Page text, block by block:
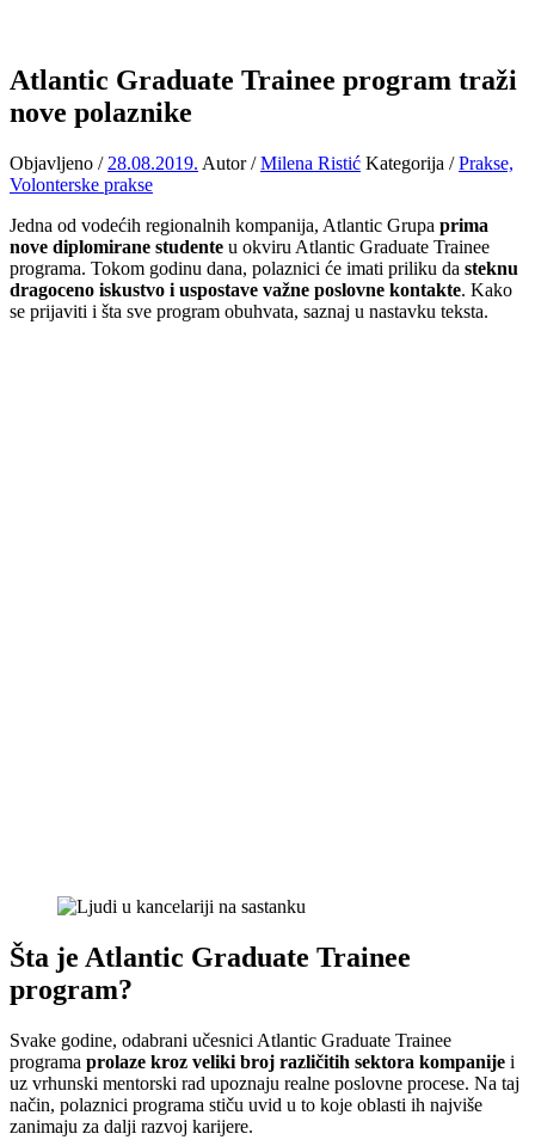
Atlantic Graduate Trainee program traži
nove polaznike
Objavljeno / 28.08.2019. Autor /Milena Ristić Kategorija /Prakse,
Volonterske prakse
Jedna od vodećih regionalnih kompanija, Atlantic Grupa prima
nove diplomirane studente u okviru Atlantic Graduate Trainee
programa. Tokom godinu dana, polaznici će imati priliku da steknu
dragoceno iskustvo i uspostave važne poslovne kontakte. Kako
se prijaviti i šta sve program obuhvata, saznaj u nastavku teksta.
Šta je Atlantic Graduate Trainee
program?
Svake godine, odabrani učesnici Atlantic Graduate Trainee
programa prolaze kroz veliki broj različitih sektora kompanije i
uz vrhunski mentorski rad upoznaju realne poslovne procese. Na taj
način, polaznici programa stiču uvid u to koje oblasti ih najviše
zanimaju za dalji razvoj karijere.